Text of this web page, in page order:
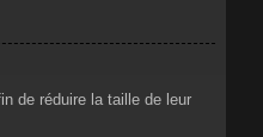
de réduire la taille de leur